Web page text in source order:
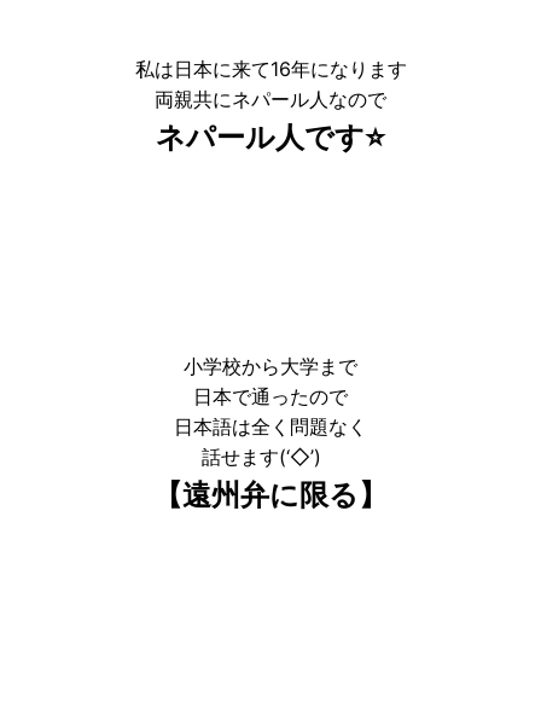
私は日本に来て16年になります
両親共にネパール人なので
ネパール人です⭐
小学校から大学まで
日本で通ったので
日本語は全く問題なく
話せます(‘◇’)ゞ
【遠州弁に限る】